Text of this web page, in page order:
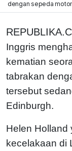
dengan sepeda
Inggris
kematian
tabrakan
tersebut
Edinburgh.
Helen Holland
kecelakaan di